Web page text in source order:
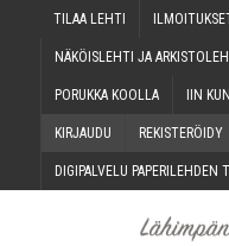
TILAA LEH­TI
NÄKÖIS­LEH­TI JA
PORUK­KA KOOLLA IIN
KIR­JAU­DU REKIS­TE­RÖI­DY
DIGI­PAL­VE­LU PAPE­RI­LEH­DEN